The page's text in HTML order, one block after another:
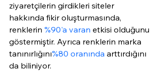
ziyaretçilerin girdikleri siteler
hakkında fikir oluşturmasında,
renklerin %90'a varan etkisi olduğunu
göstermiştir. Ayrıca renklerin marka
tanınırlığını%80 oranında arttırdığını
da biliniyor.